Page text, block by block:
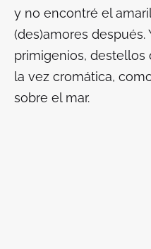
y no encontré el
(des)amores después.
primigenios, destellos
la vez cromática,
sobre el mar.